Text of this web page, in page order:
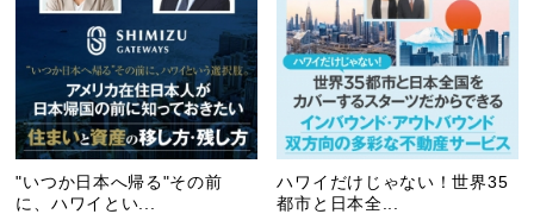
"いつか日本へ帰る"その前
に、ハワイとい...
ハワイだけじゃない！世界35
都市と日本全...